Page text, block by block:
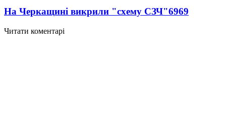
На Черкащині викрили "схему СЗЧ"6969
Читати коментарі